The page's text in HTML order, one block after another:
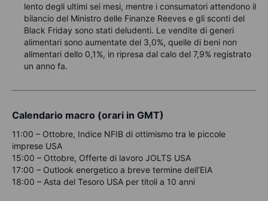
lento degli ultimi sei mesi, mentre i consumatori attendono il
bilancio del Ministro delle Finanze Reeves e gli sconti del
Black Friday sono stati deludenti. Le vendite di generi
alimentari sono aumentate del 3,0%, quelle di beni non
alimentari dello 0,1%, in ripresa dal calo del 7,9% registrato
un anno fa.
Calendario macro (orari in GMT)
11:00 – Ottobre, Indice NFIB di ottimismo tra le piccole
imprese USA
15:00 – Ottobre, Offerte di lavoro JOLTS USA
17:00 – Outlook energetico a breve termine dell’EIA
18:00 – Asta del Tesoro USA per titoli a 10 anni